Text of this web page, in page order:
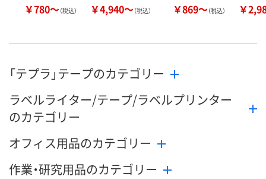
￥780～（税込） ￥4,940～（税込） ￥869～（税込） ￥
「テプラ」テープのカテゴリー
ラベルライター/テープ/ラベルプリンター
のカテゴリー
オフィス用品のカテゴリー
作業・研究用品のカテゴリー